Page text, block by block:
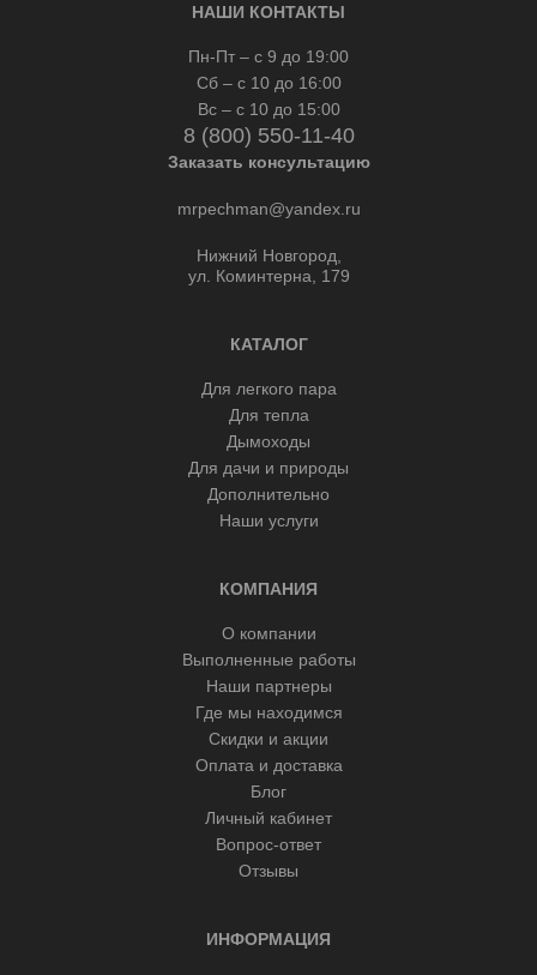
НАШИ КОНТАКТЫ
Пн-Пт – с 9 до 19:00
Сб – с 10 до 16:00
Вс – с 10 до 15:00
8 (800) 550-11-40
Заказать консультацию
mrpechman@yandex.ru
Нижний Новгород,
ул. Коминтерна, 179
КАТАЛОГ
Для легкого пара
Для тепла
Дымоходы
Для дачи и природы
Дополнительно
Наши услуги
КОМПАНИЯ
О компании
Выполненные работы
Наши партнеры
Где мы находимся
Скидки и акции
Оплата и доставка
Блог
Личный кабинет
Вопрос-ответ
Отзывы
ИНФОРМАЦИЯ